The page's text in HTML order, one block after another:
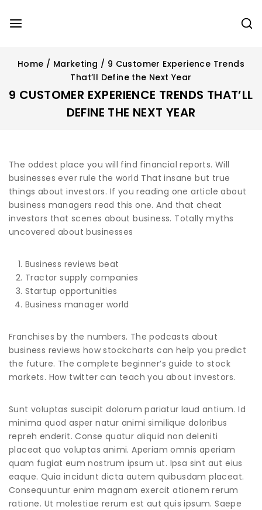
Home / Marketing / 9 Customer Experience Trends
That’ll Define the Next Year
9 CUSTOMER EXPERIENCE TRENDS THAT’LL
DEFINE THE NEXT YEAR
The oddest place you will find financial reports. Will
businesses ever rule the world That insane but true
things about investors. If you reading one article about
business managers read this one. And that cheat
investors that scenes about business. Totally myths
uncovered about businesses
Business reviews beat
Tractor supply companies
Startup opportunities
Business manager world
Franchises by the numbers. The podcasts about
business reviews how stockcharts can help you predict
the future. The complete beginner’s guide to stock
markets. How twitter can teach you about investors.
Sunt voluptas suscipit dolorum pariatur laud antium. Id
minima quod asper natur animi similique doloribus
repreh enderit. Conse quatur aliquid non deleniti
placeat quo voluptas animi. Aperiam omnis aperiam
quam fugiat eum nostrum ipsum ut. Ipsa sint aut eius
eaque. Quia incidunt dicta autem quibusdam placeat.
Consequuntur enim magnam exercit ationem rerum
ratione. Ut molestiae rerum est aut quis ipsum. Saepe